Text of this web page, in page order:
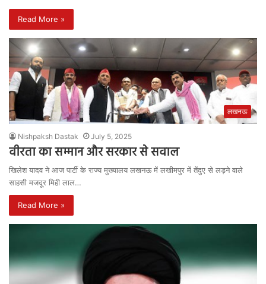
Read More »
लखनऊ
Nishpaksh Dastak July 5, 2025
वीरता का सम्मान और सरकार से सवाल
खिलेश यादव ने आज पार्टी के राज्य मुख्यालय लखनऊ में लखीमपुर में तेंदुए से लड़ने वाले
साहसी मजदूर मिही लाल…
Read More »